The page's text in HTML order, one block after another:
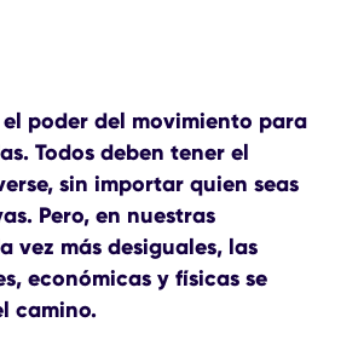
el poder del movimiento para
Todos deben tener el
sin importar quien seas
Pero, en nuestras
vez más desiguales, las
económicas y físicas se
camino.